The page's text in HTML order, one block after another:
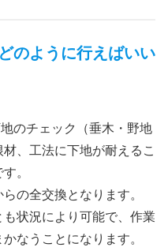
のように行えばいい
のチェック（垂木・野地
、工法に下地が耐えるこ
。
の全交換となります。
状況により可能で、作業
なうことになります。